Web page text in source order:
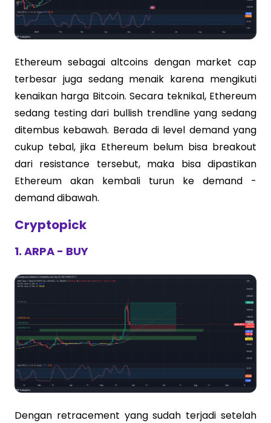
Ethereum sebagai altcoins dengan market cap
terbesar juga sedang menaik karena mengikuti
kenaikan harga Bitcoin. Secara teknikal, Ethereum
sedang testing dari bullish trendline yang sedang
ditembus kebawah. Berada di level demand yang
cukup tebal, jika Ethereum belum bisa breakout
dari resistance tersebut, maka bisa dipastikan
Ethereum akan kembali turun ke demand -
demand dibawah.
Cryptopick
1. ARPA - BUY
Dengan retracement yang sudah terjadi setelah